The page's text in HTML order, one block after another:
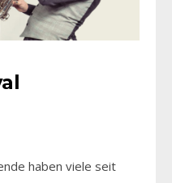
haben viele seit